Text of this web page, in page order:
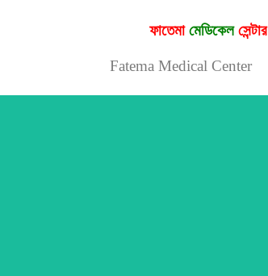
ফাতেমামেডিকেলসেন্টার
Fatema Medical Center